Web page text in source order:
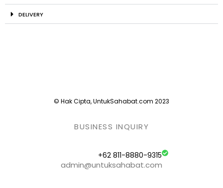
DELIVERY
© Hak Cipta, UntukSahabat.com 2023
BUSINESS INQUIRY
+62 811-8880-9315
admin@untuksahabat.com